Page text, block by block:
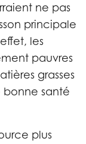
ne pas
principale
les
pauvres
grasses
bonne santé
plus